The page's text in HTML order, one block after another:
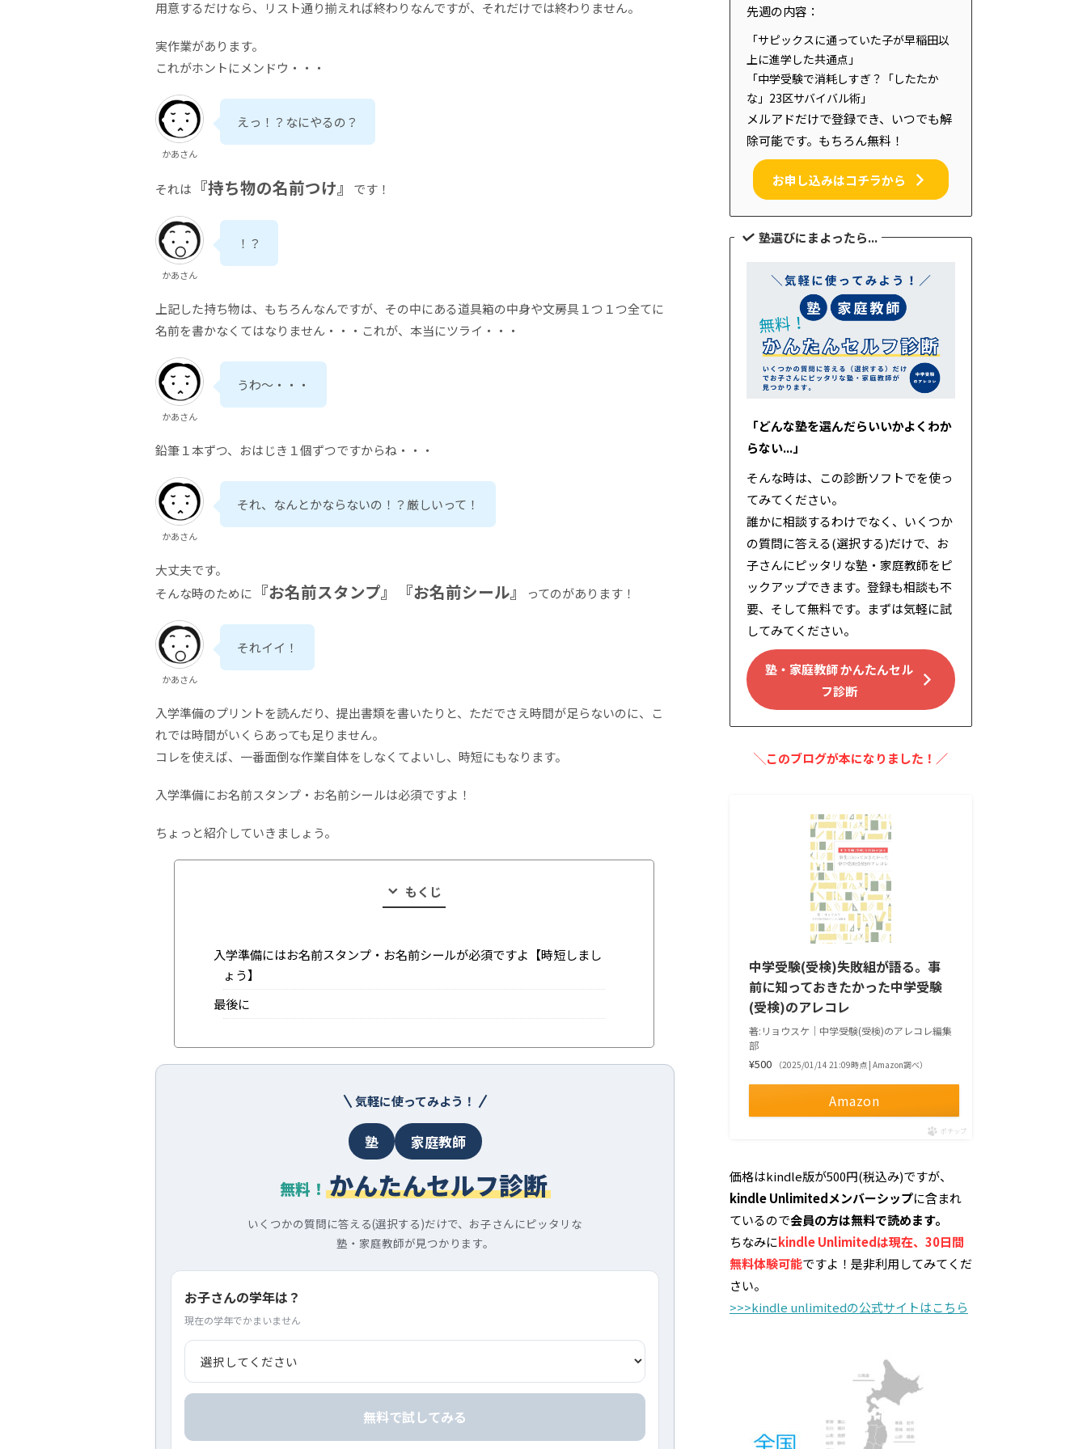
用意するだけなら、リスト通り揃えれば終わりなんですが、それだけでは終わりません。
実作業があります。
これがホントにメンドウ・・・
かあさん
えっ！？なにやるの？
それは 『持ち物の名前つけ』 です！
かあさん
！？
上記した持ち物は、もちろんなんですが、その中にある道具箱の中身や文房具１つ１つ全てに
名前を書かなくてはなりません・・・これが、本当にツライ・・・
かあさん
うわ～・・・
鉛筆１本ずつ、おはじき１個ずつですからね・・・
かあさん
それ、なんとかならないの！？厳しいって！
大丈夫です。
そんな時のために
『お名前スタンプ』『お名前シール』 ってのがあります！
かあさん
それイイ！
入学準備のプリントを読んだり、提出書類を書いたりと、ただでさえ時間が足らないのに、こ
れでは時間がいくらあっても足りません。
コレを使えば、一番面倒な作業自体をしなくてよいし、時短にもなります。
入学準備にお名前スタンプ・お名前シールは必須ですよ！
ちょっと紹介していきましょう。
もくじ
入学準備にはお名前スタンプ・お名前シールが必須ですよ【時短しまし
ょう】
最後に
気軽に使ってみよう！
塾 家庭教師
無料！ かんたんセルフ診断
いくつかの質問に答える(選択する)だけで、お子さんにピッタリな
塾・家庭教師が見つかります。
お子さんの学年は？
現在の学年でかまいません
無料で試してみる
先週の内容：
「サピックスに通っていた子が早稲田以
上に進学した共通点」
「中学受験で消耗しすぎ？「したたか
な」23区サバイバル術」
メルアドだけで登録でき、いつでも解
除可能です。もちろん無料！
お申し込みはコチラから
塾選びにまよったら...
「どんな塾を選んだらいいかよくわか
らない...」
そんな時は、この診断ソフトでを使っ
てみてください。
誰かに相談するわけでなく、いくつか
の質問に答える(選択する)だけで、お
子さんにピッタリな塾・家庭教師をピ
ックアップできます。登録も相談も不
要、そして無料です。まずは気軽に試
してみてください。
塾・家庭教師 かんたんセル
フ診断
╲このブログが本になりました！／
中学受験(受検)失敗組が語る。事
前に知っておきたかった中学受験
(受検)のアレコレ
著:リョウスケ｜中学受験(受検)のアレコレ編集
部
¥500 （2025/01/14 21:09時点 | Amazon調べ）
Amazon
ポチップ
価格はkindle版が500円(税込み)ですが、
kindle Unlimitedメンバーシップに含まれ
ているので会員の方は無料で読めます。
ちなみにkindle Unlimitedは現在、30日間
無料体験可能ですよ！是非利用してみてくだ
さい。
>>>kindle unlimitedの公式サイトはこちら